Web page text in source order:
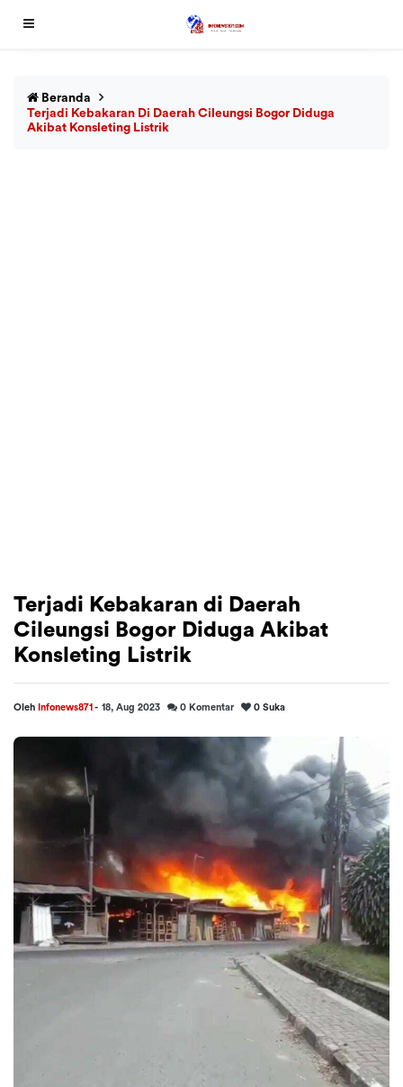
Beranda
Terjadi Kebakaran Di Daerah Cileungsi Bogor Diduga
Akibat Konsleting Listrik
Terjadi Kebakaran di Daerah
Cileungsi Bogor Diduga Akibat
Konsleting Listrik
Oleh Infonews871 - 18, Aug 2023 0 Komentar 0 Suka